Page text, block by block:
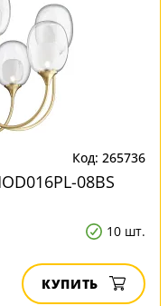
Код: 265736
08BS
10 шт.
КУПИТЬ